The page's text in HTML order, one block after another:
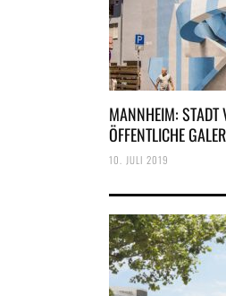
MANNHEIM: STADT
ÖFFENTLICHE
10. JULI 2019